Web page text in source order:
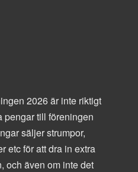
2026 är inte riktigt
pengar till föreningen
säljer strumpor,
etc för att dra in extra
och även om inte det